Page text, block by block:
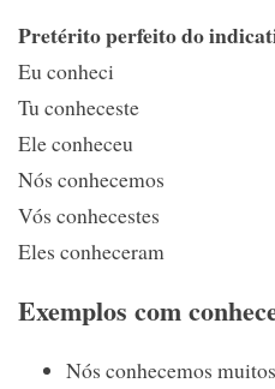
Pretérito perfeito do
Eu conheci
Tu conheceste
Ele conheceu
Nós conhecemos
Vós conhecestes
Eles conheceram
Exemplos com
Nós conhecemos